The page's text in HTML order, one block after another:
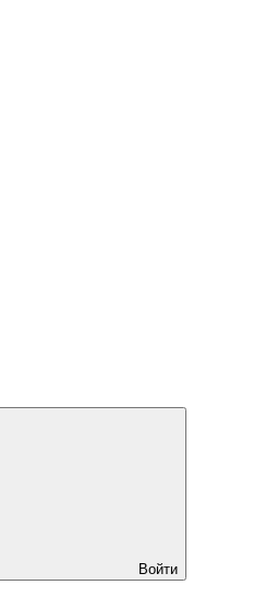
Войти